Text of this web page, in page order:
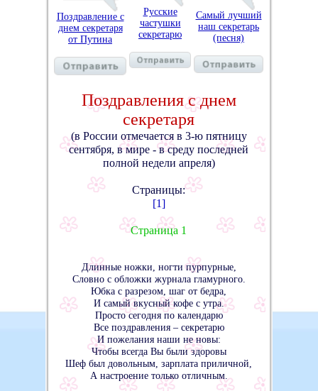
Поздравление с
днем секретаря
от Путина
Русские
частушки
секретарю
Самый лучший
наш секретарь
(песня)
Поздравления с днем
секретаря
(в России отмечается в 3-ю пятницу
сентября, в мире - в среду последней
полной недели апреля)
Страницы:
[1]
Страница 1
Длинные ножки, ногти пурпурные,
Словно с обложки журнала гламурного.
Юбка с разрезом, шаг от бедра,
И самый вкусный кофе с утра.
Просто сегодня по календарю
Все поздравления – секретарю
И пожелания наши не новы:
Чтобы всегда Вы были здоровы
Шеф был довольным, зарплата приличной,
А настроение только отличным.